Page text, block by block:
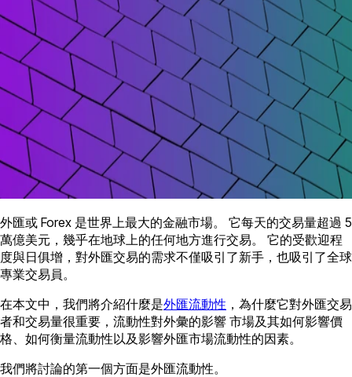
外匯或 Forex 是世界上最大的金融市場。 它每天的交易量超過 5
萬億美元，幾乎在地球上的任何地方進行交易。 它的受歡迎程
度與日俱增，對外匯交易的需求不僅吸引了新手，也吸引了全球
專業交易員。
在本文中，我們將介紹什麼是外匯流動性 ，為什麼它對外匯交易
者和交易量很重要，流動性對外彙的影響 市場及其如何影響價
格、如何衡量流動性以及影響外匯市場流動性的因素。
我們將討論的第一個方面是外匯流動性。